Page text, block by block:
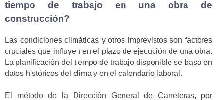
tiempo de trabajo en una obra de
construcción?
Las condiciones climáticas y otros imprevistos son factores
cruciales que influyen en el plazo de ejecución de una obra.
La planificación del tiempo de trabajo disponible se basa en
datos históricos del clima y en el calendario laboral.
El método de la Dirección General de Carreteras, por